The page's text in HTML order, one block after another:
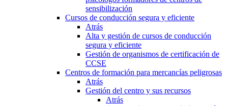
sensibilización
Cursos de conducción segura y eficiente
Atrás
Alta y gestión de cursos de conducción
segura y eficiente
Gestión de organismos de certificación de
CCSE
Centros de formación para mercancías peligrosas
Atrás
Gestión del centro y sus recursos
Atrás